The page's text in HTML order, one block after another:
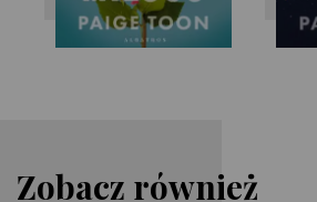
Zobacz również